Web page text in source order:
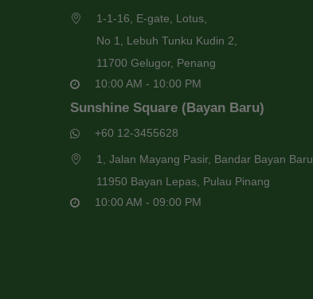
1-1-16, E-gate, Lotus,
No 1, Lebuh Tunku Kudin 2,
11700 Gelugor, Penang
10:00 AM - 10:00 PM
Sunshine Square (Bayan Baru)
+60 12-3455628
1, Jalan Mayang Pasir, Bandar Bayan Baru,
11950 Bayan Lepas, Pulau Pinang
10:00 AM - 09:00 PM